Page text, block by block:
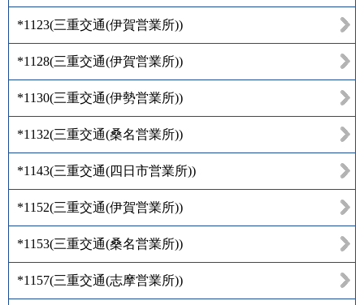
*1123(三重交通(伊賀営業所))
*1128(三重交通(伊賀営業所))
*1130(三重交通(伊勢営業所))
*1132(三重交通(桑名営業所))
*1143(三重交通(四日市営業所))
*1152(三重交通(伊賀営業所))
*1153(三重交通(桑名営業所))
*1157(三重交通(志摩営業所))